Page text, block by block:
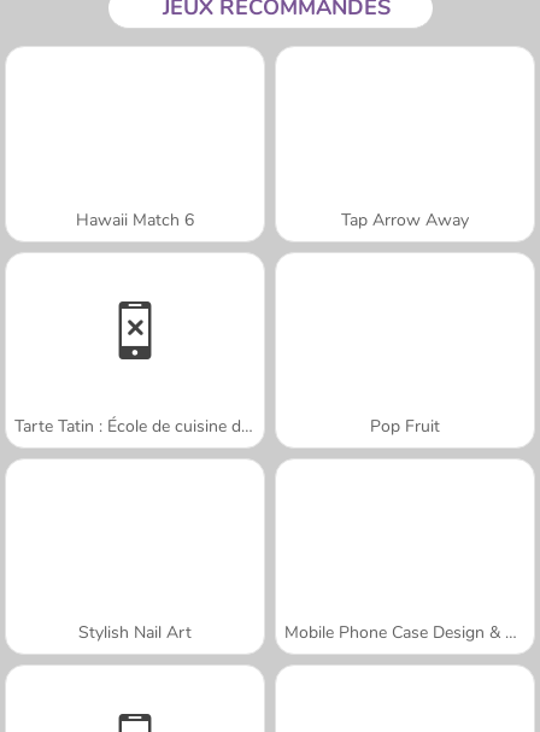
JEUX RECOMMANDÉS
Hawaii Match 6 Tap Arrow Away
Tarte Tatin : École de cuisine de Sara Pop Fruit
Stylish Nail Art Mobile Phone Case Design & DIY